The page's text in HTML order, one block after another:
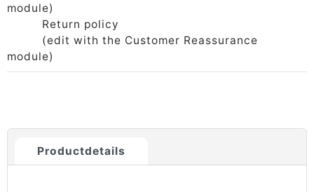
module)
Return policy
(edit with the Customer Reassurance
module)
Productdetails